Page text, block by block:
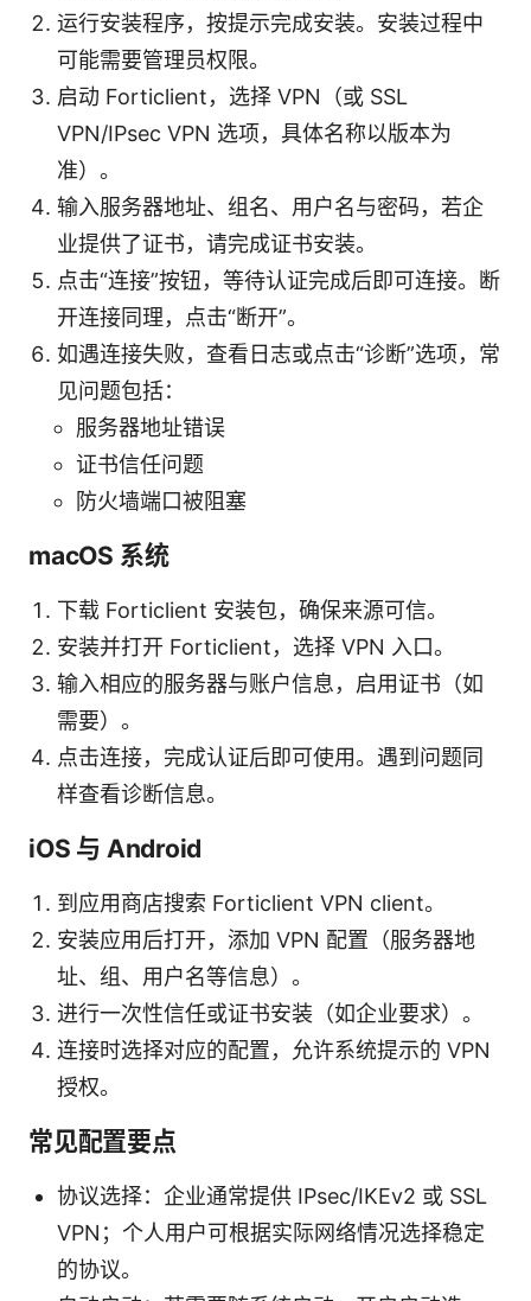
运行安装程序，按提示完成安装。安装过程中
可能需要管理员权限。
启动 Forticlient，选择 VPN（或 SSL
VPN/IPsec VPN 选项，具体名称以版本为
准）。
输入服务器地址、组名、用户名与密码，若企
业提供了证书，请完成证书安装。
点击“连接”按钮，等待认证完成后即可连接。断
开连接同理，点击“断开”。
如遇连接失败，查看日志或点击“诊断”选项，常
见问题包括：
服务器地址错误
证书信任问题
防火墙端口被阻塞
macOS 系统
下载 Forticlient 安装包，确保来源可信。
安装并打开 Forticlient，选择 VPN 入口。
输入相应的服务器与账户信息，启用证书（如
需要）。
点击连接，完成认证后即可使用。遇到问题同
样查看诊断信息。
iOS 与 Android
到应用商店搜索 Forticlient VPN client。
安装应用后打开，添加 VPN 配置（服务器地
址、组、用户名等信息）。
进行一次性信任或证书安装（如企业要求）。
连接时选择对应的配置，允许系统提示的 VPN
授权。
常见配置要点
协议选择：企业通常提供 IPsec/IKEv2 或 SSL
VPN；个人用户可根据实际网络情况选择稳定
的协议。